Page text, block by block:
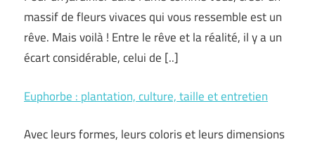
massif de fleurs vivaces qui vous ressemble est un
rêve. Mais voilà ! Entre le rêve et la réalité, il y a un
écart considérable, celui de [..]
Euphorbe : plantation, culture, taille et entretien
Avec leurs formes, leurs coloris et leurs dimensions